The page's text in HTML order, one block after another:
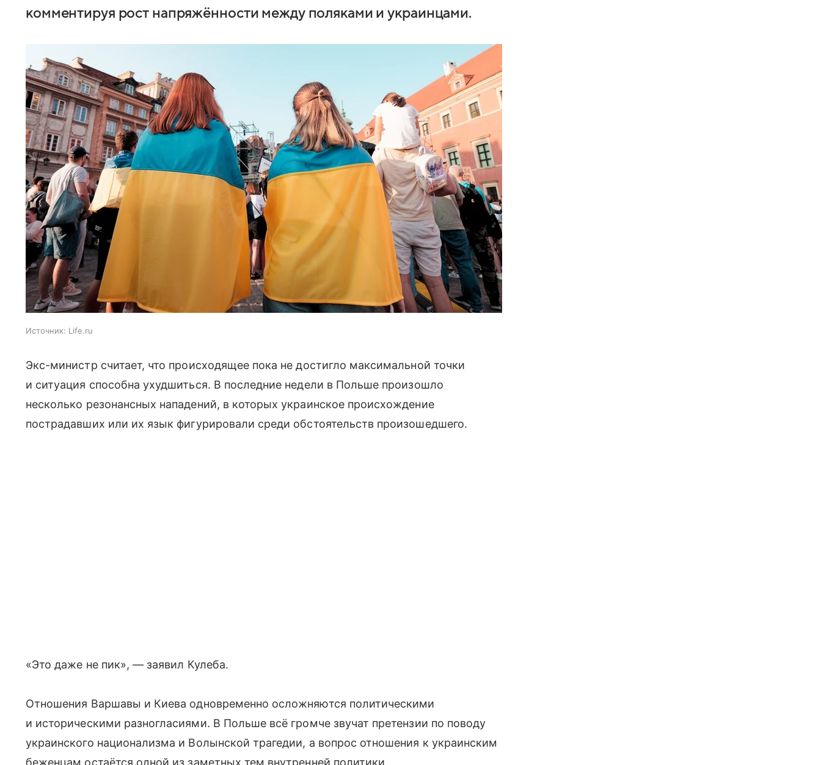
комментируя рост напряжённости между поляками и украинцами.
Источник: Life.ru
Экс-министр считает, что происходящее пока не достигло максимальной точки
и ситуация способна ухудшиться. В последние недели в Польше произошло
несколько резонансных нападений, в которых украинское происхождение
пострадавших или их язык фигурировали среди обстоятельств произошедшего.
«Это даже не пик», — заявил Кулеба.
Отношения Варшавы и Киева одновременно осложняются политическими
и историческими разногласиями. В Польше всё громче звучат претензии по поводу
украинского национализма и Волынской трагедии, а вопрос отношения к украинским
беженцам остаётся одной из заметных тем внутренней политики.